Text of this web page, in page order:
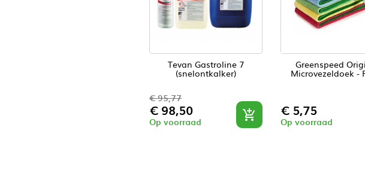
Tevan Gastroline 7
(snelontkalker)
Normale
prijs
€ 95,77
Prijs
€ 98,50
Op voorraad 
Greenspeed
Microvezeldoek -
Prijs
€ 5,75
Op voorraad